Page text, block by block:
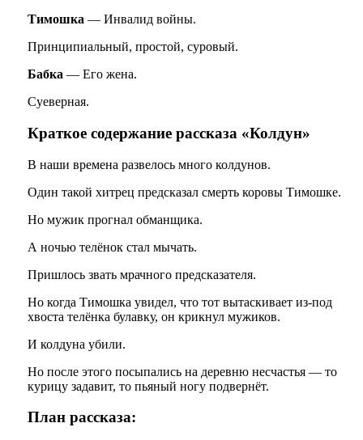
Тимошка — Инвалид войны.
Принципиальный, простой, суровый.
Бабка — Его жена.
Суеверная.
Краткое содержание рассказа «Колдун»
В наши времена развелось много колдунов.
Один такой хитрец предсказал смерть коровы Тимошке.
Но мужик прогнал обманщика.
А ночью телёнок стал мычать.
Пришлось звать мрачного предсказателя.
Но когда Тимошка увидел, что тот вытаскивает из-под
хвоста телёнка булавку, он крикнул мужиков.
И колдуна убили.
Но после этого посыпались на деревню несчастья — то
курицу задавит, то пьяный ногу подвернёт.
План рассказа: